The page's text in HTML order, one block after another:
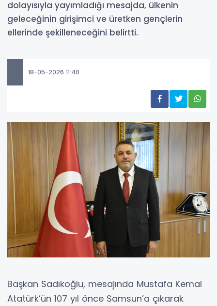
dolayısıyla yayımladığı mesajda, ülkenin
geleceğinin girişimci ve üretken gençlerin
ellerinde şekilleneceğini belirtti.
18-05-2026 11:40
Başkan Sadıkoğlu, mesajında Mustafa Kemal
Atatürk’ün 107 yıl önce Samsun’a çıkarak